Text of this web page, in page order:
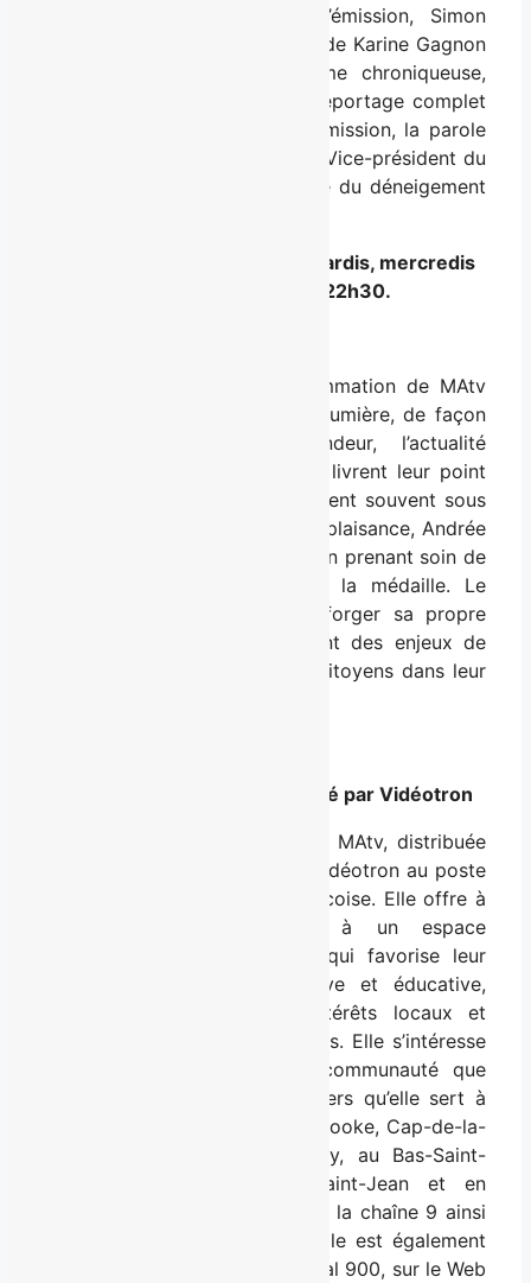
citoyen? Le journaliste de l’émission, Simon
Gamache Fortin, accompagné de Karine Gagnon
du Journal de Québec comme chroniqueuse,
proposent cette semaine un reportage complet
sur la question. À la fin de l’émission, la parole
sera donnée à Jonatan Julien, Vice-président du
comité exécutif et responsable du déneigement
est diffusé les mardis, mercredis
et jeudis à 18h30 et 22h30.
Émission phare de la programmation de MAtv
met en lumière, de façon
constructive et en profondeur, l’actualité
régionale à l’aide d’invités qui livrent leur point
de vue sur des sujets qui passent souvent sous
le radar. Sans parti pris ni complaisance, Andrée
Martin questionne ses invités en prenant soin de
présenter les deux côtés de la médaille. Le
téléspectateur peut ainsi se forger sa propre
opinion. Les sujets traités sont des enjeux de
proximité qui interpellent les citoyens dans leur
, l’espace citoyen propulsé par Vidéotron
Au service de la communauté, MAtv, distribuée
en exclusivité aux clients de Vidéotron au poste
609, reflète la diversité québécoise. Elle offre à
tous les citoyens l’accès à un espace
d’expression et de diffusion qui favorise leur
participation. Utile, informative et éducative,
MAtv met de l’avant les intérêts locaux et
valorise l’émergence des talents. Elle s’intéresse
de près à la réalité de la communauté que
forment les 1,7 million de foyers qu’elle sert à
Montréal, Québec-Lévis, Sherbrooke, Cap-de-la-
Madeleine, Sorel-Tracy, Granby, au Bas-Saint-
Laurent, au Saguenay-Lac-Saint-Jean et en
Outaouais. MAtv est diffusée à la chaîne 9 ainsi
qu’en HD à la position 609. Elle est également
disponible sur illico télé au canal 900, sur le Web